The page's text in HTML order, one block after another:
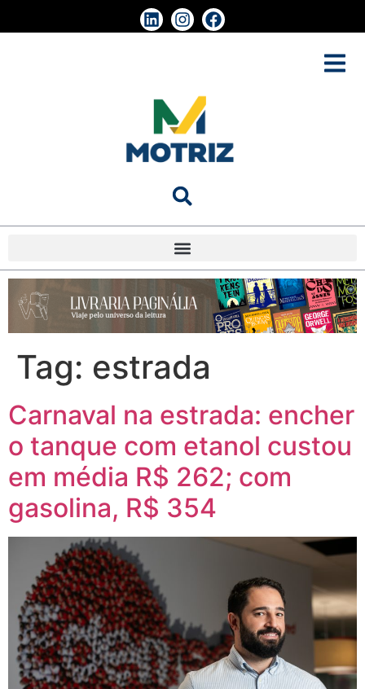
Tag: estrada
Carnaval na estrada: encher
o tanque com etanol custou
em média R$ 262; com
gasolina, R$ 354